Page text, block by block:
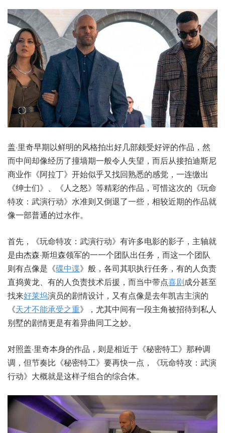
盖·里奇早期以鲜明的风格拍出好几部颇受好评的作品，然
而中间却像经历了撞墙期一般令人失望，而后从接拍迪斯尼
商业作《阿拉丁》开始似乎又找回熟悉的感觉，一连缴出
《绅士们》、《人之怒》等精彩的作品，可惜这次的《玩命
特攻：武演行动》水准则又倒退了一些，相较近期的作品就
像一部普通的过水作。
首先，《玩命特攻：武演行动》有许多电影的影子，主轴就
是由杰森·斯坦森领军的一一个团队出任务，而这一个团队
则有点像是《碟中谍》般，各司其职执行任务，有的人负责
直捣黄龙、有的人负责技术后援，而当中带点喜剧成分甚至
找来好莱坞演员的剧情设计，又有点像是去年凯吉主演的
《天才不能承受之重》，尤其中间有一段主角被招待到私人
别墅的剧情更是有着异曲同工之妙。
对照盖·里奇本身的作品，则是相近于《秘密特工》那种调
调，但节奏比《秘密特工》要再快一点，《玩命特攻：武演
行动》大概就是这样子组合的综合体。